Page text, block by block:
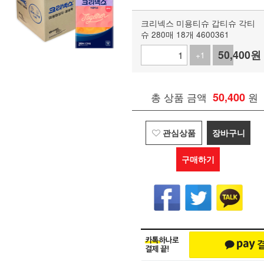
크리넥스 미용티슈 갑티슈 각티
슈 280매 18개 4600361
+1
-1
50,400원
총 상품 금액 50,400 원
관심상품 장바구니
구매하기